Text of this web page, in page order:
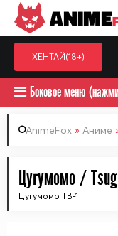
Выберите
ANIME
ХЕНТАЙ(18+)
Боковое меню
AnimeFox » Аниме
Цугумомо /
Цугумомо ТВ-1